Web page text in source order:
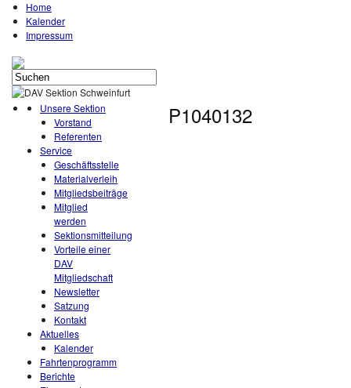
Home
Kalender
Impressum
Unsere Sektion
Vorstand
Referenten
Service
Geschäftsstelle
Materialverleih
Mitgliedsbeiträge
Mitglied
werden
Sektionsmitteilung
Vorteile einer
DAV
Mitgliedschaft
Newsletter
Satzung
Kontakt
Aktuelles
Kalender
Fahrtenprogramm
Berichte
P1040132